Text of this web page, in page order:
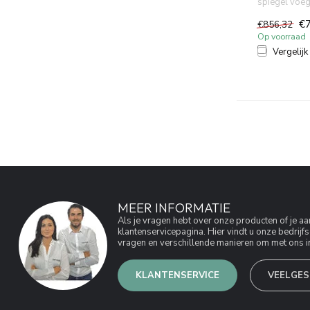
toe aan de
€856,32
Op voorraad
Vergelijk
MEER INFORMATIE
Als je vragen hebt over onze producten of je
klantenservicepagina. Hier vindt u onze
vragen en verschillende manieren om met ons
KLANTENSERVICE